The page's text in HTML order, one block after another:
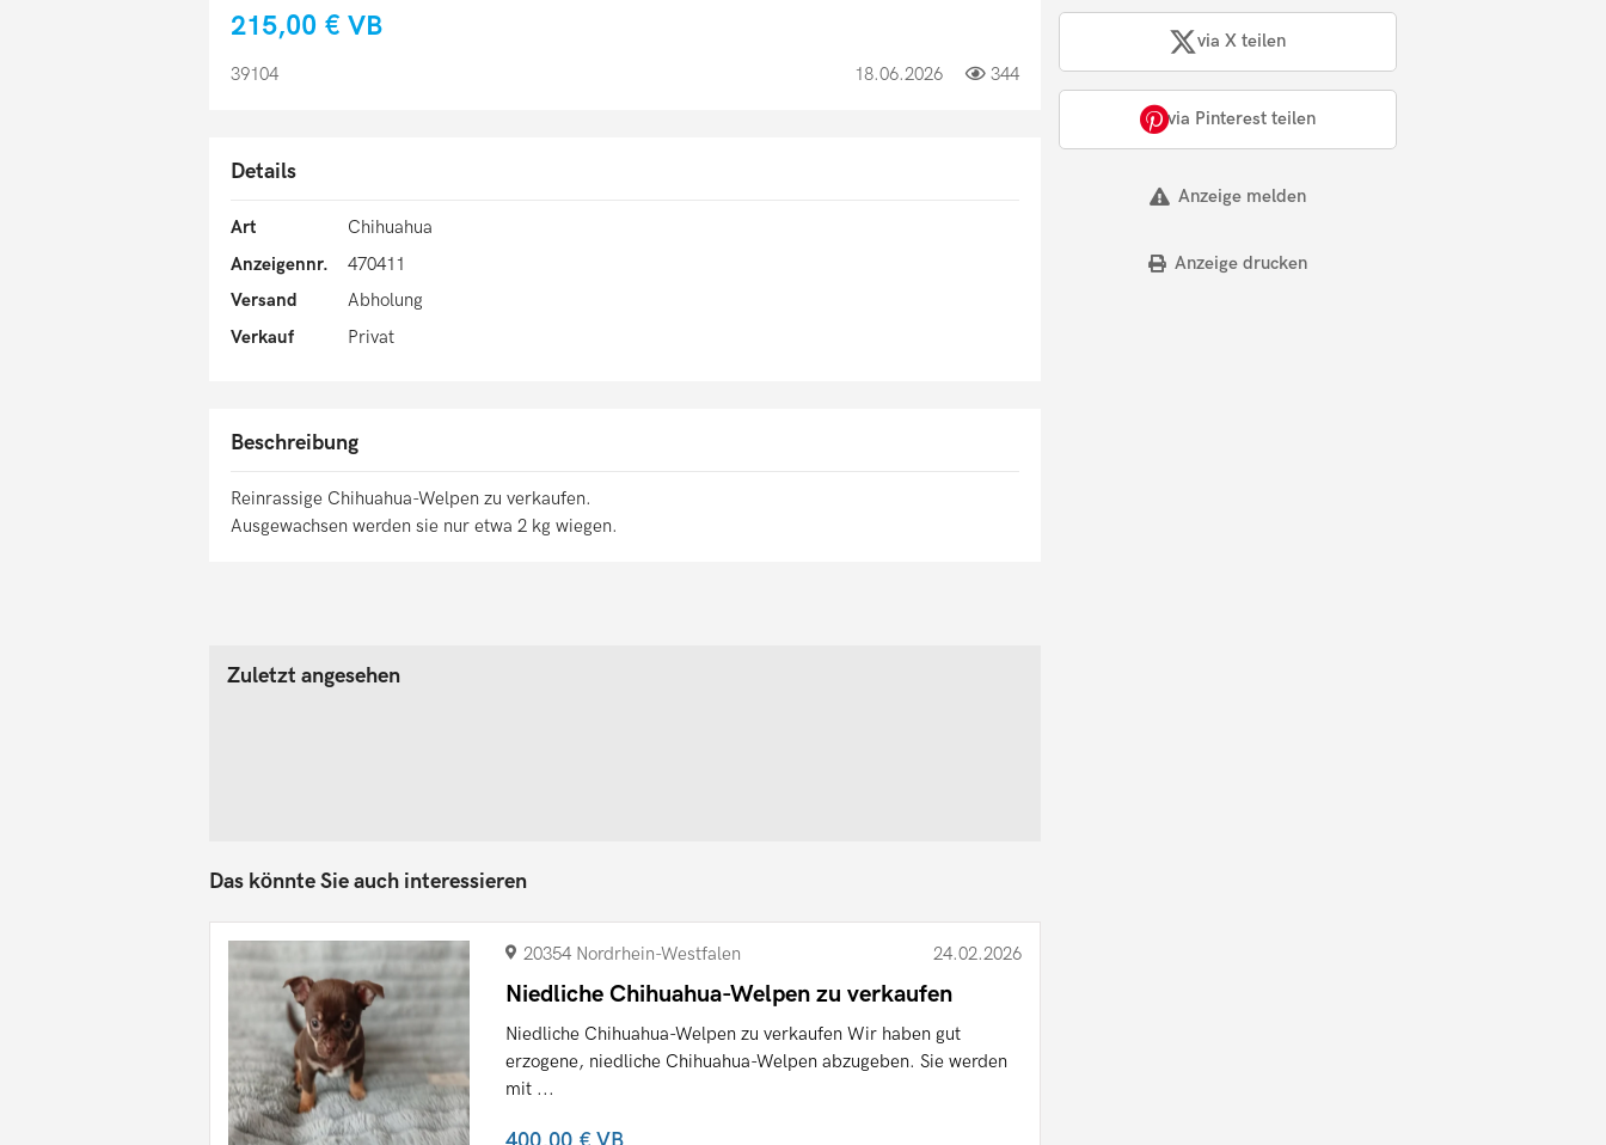
215,00 € VB
39104 18.06.2026 344
Details
Art
Chihuahua
Anzeigennr.
470411
Versand
Abholung
Verkauf
Privat
Beschreibung
Reinrassige Chihuahua-Welpen zu verkaufen.
Ausgewachsen werden sie nur etwa 2 kg wiegen.
via X teilen
via Pinterest teilen
Anzeige melden
Anzeige drucken
Zuletzt angesehen
Das könnte Sie auch interessieren
20354 Nordrhein-Westfalen 24.02.2026
Niedliche Chihuahua-Welpen zu verkaufen
Niedliche Chihuahua-Welpen zu verkaufen Wir haben gut
erzogene, niedliche Chihuahua-Welpen abzugeben. Sie werden
mit ...